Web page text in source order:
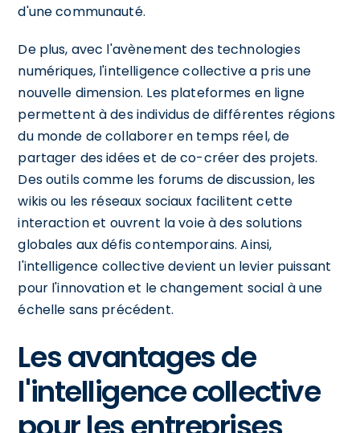
d'une communauté.
De plus, avec l'avènement des technologies
numériques, l'intelligence collective a pris une
nouvelle dimension. Les plateformes en ligne
permettent à des individus de différentes régions
du monde de collaborer en temps réel, de
partager des idées et de co-créer des projets.
Des outils comme les forums de discussion, les
wikis ou les réseaux sociaux facilitent cette
interaction et ouvrent la voie à des solutions
globales aux défis contemporains. Ainsi,
l'intelligence collective devient un levier puissant
pour l'innovation et le changement social à une
échelle sans précédent.
Les avantages de
l'intelligence collective